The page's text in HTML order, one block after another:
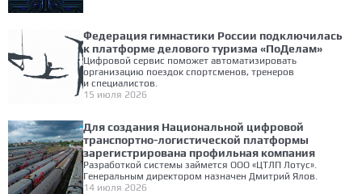
Федерация гимнастики России подключилась
к платформе делового туризма «ПоДелам»
Цифровой сервис поможет автоматизировать
организацию поездок спортсменов, тренеров
и специалистов.
15 июля 2026
Для создания Национальной цифровой
транспортно-логистической платформы
зарегистрирована профильная компания
Разработкой системы займется ООО «ЦТЛП Лотус».
Генеральным директором назначен Дмитрий Ялов.
14 июля 2026